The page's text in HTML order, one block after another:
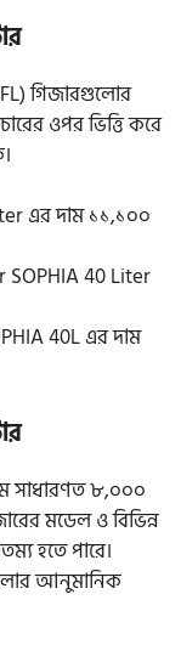
গিজারগুলোর
ওপর ভিত্তি করে
এর দাম ১১,১০০
SOPHIA 40 Liter
40L এর দাম
সাধারণত ৮,০০০
মডেল ও বিভিন্ন
হতে পারে।
আনুমানিক